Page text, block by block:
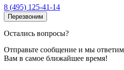
8 (495) 125-41-14
Перезвоним
Остались вопросы?
Отправьте сообщение и мы ответим
Вам в самое ближайшее время!